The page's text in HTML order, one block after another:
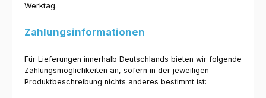
Werktag.
Zahlungsinformationen
Für Lieferungen innerhalb Deutschlands bieten wir folgende
Zahlungsmöglichkeiten an, sofern in der jeweiligen
Produktbeschreibung nichts anderes bestimmt ist: